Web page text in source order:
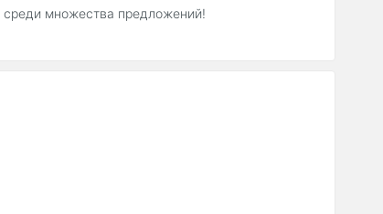
множества предложений!